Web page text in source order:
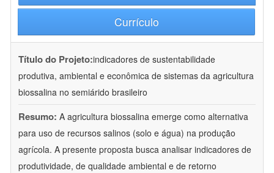
Currículo
Título do Projeto:indicadores de sustentabilidade
produtiva, ambiental e econômica de sistemas da agricultura
biossalina no semiárido brasileiro
Resumo: A agricultura biossalina emerge como alternativa
para uso de recursos salinos (solo e água) na produção
agrícola. A presente proposta busca analisar indicadores de
produtividade, de qualidade ambiental e de retorno